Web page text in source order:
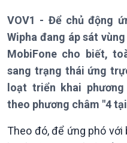
Giới thiệu
VOV1 - Để chủ động
Wipha đang áp sát
MobiFone cho biết,
sang trạng thái ứng
loạt triển khai
theo phương châm "4
Theo đó, để ứng phó với